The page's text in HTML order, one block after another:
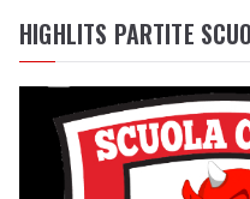
HIGHLITS PARTITE